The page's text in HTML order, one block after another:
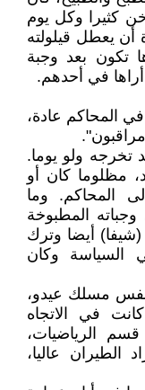
كثيرا وكل يوم
أن يعطل قيلولته
تكون بعد وجبة
في أحدهم.
في المحاكم عادة،
تخرجه ولو يوما.
مظلوما كان أو
المحاكم. وما
المطبوخة
أيضا وترك
السياسة وكان
مسلك عيدو،
في الاتجاه
الرياضيات،
الطيران عاليا،